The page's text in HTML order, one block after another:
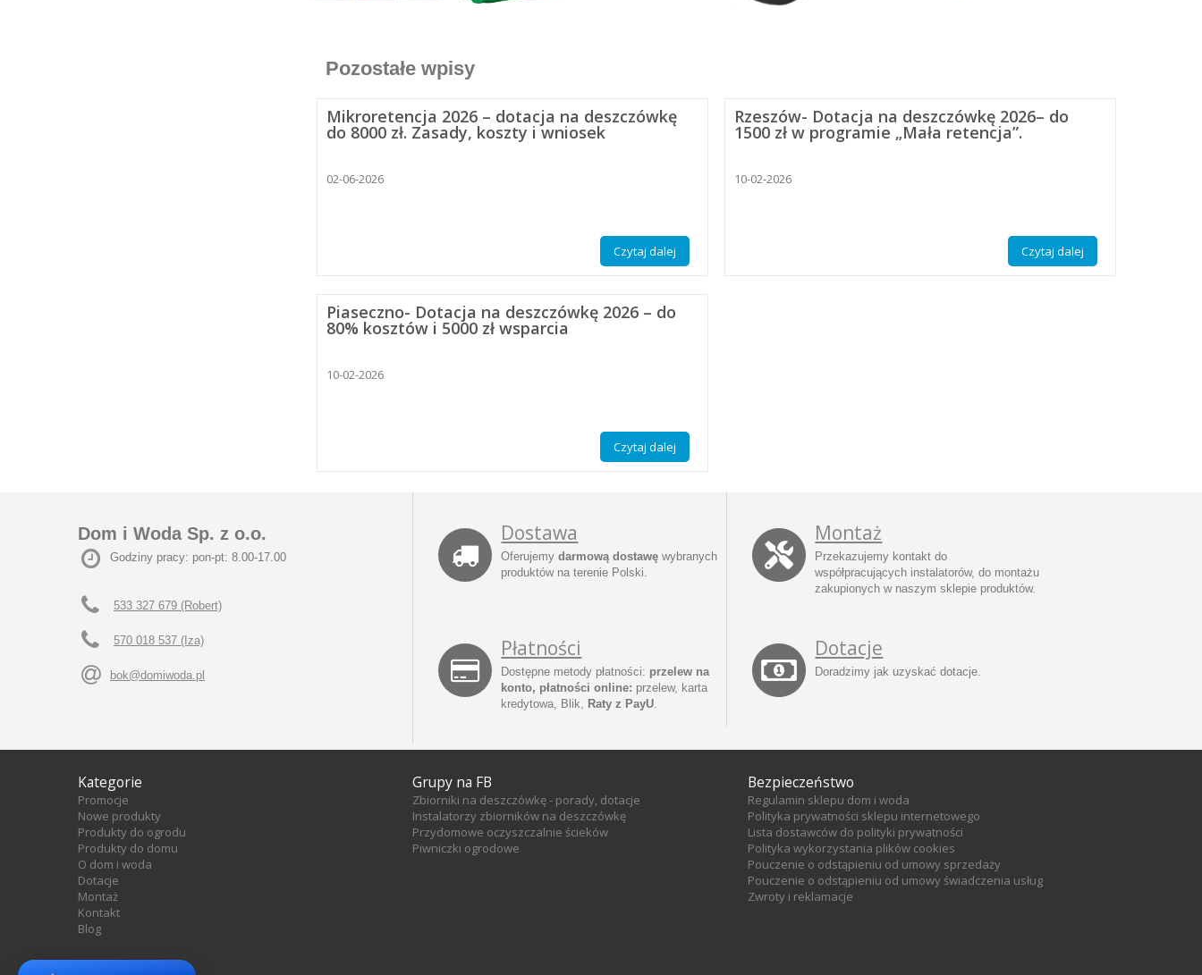
Pozostałe wpisy
Mikroretencja 2026 – dotacja na deszczówkę
do 8000 zł. Zasady, koszty i wniosek
02-06-2026
Czytaj dalej
Rzeszów- Dotacja na deszczówkę 2026– do
1500 zł w programie „Mała retencja”.
10-02-2026
Czytaj dalej
Piaseczno- Dotacja na deszczówkę 2026 – do
80% kosztów i 5000 zł wsparcia
10-02-2026
Czytaj dalej
Dom i Woda Sp. z o.o.
Godziny pracy: pon-pt: 8.00-17.00
533 327 679 (Robert)
570 018 537 (Iza)
bok@domiwoda.pl
Dostawa
Oferujemydarmową dostawę wybranych
produktów na terenie Polski.
Płatności
Dostępne metody płatności: przelew na
konto, płatności online: przelew, karta
kredytowa, Blik, Raty z PayU.
Montaż
Przekazujemy kontakt do
współpracujących instalatorów, do montażu
zakupionych w naszym sklepie produktów.
Dotacje
Doradzimy jak uzyskać dotacje.
Kategorie
Promocje
Nowe produkty
Produkty do ogrodu
Produkty do domu
O dom i woda
Dotacje
Montaż
Kontakt
Blog
Grupy na FB
Zbiorniki na deszczówkę - porady, dotacje
Instalatorzy zbiorników na deszczówkę
Przydomowe oczyszczalnie ścieków
Piwniczki ogrodowe
Bezpieczeństwo
Regulamin sklepu dom i woda
Polityka prywatności sklepu internetowego
Lista dostawców do polityki prywatności
Polityka wykorzystania plików cookies
Pouczenie o odstąpieniu od umowy sprzedaży
Pouczenie o odstąpieniu od umowy świadczenia usług
Zwroty i reklamacje